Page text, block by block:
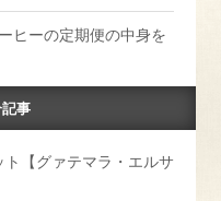
ヒーの定期便の中身を
事
【グァテマラ・エルサ